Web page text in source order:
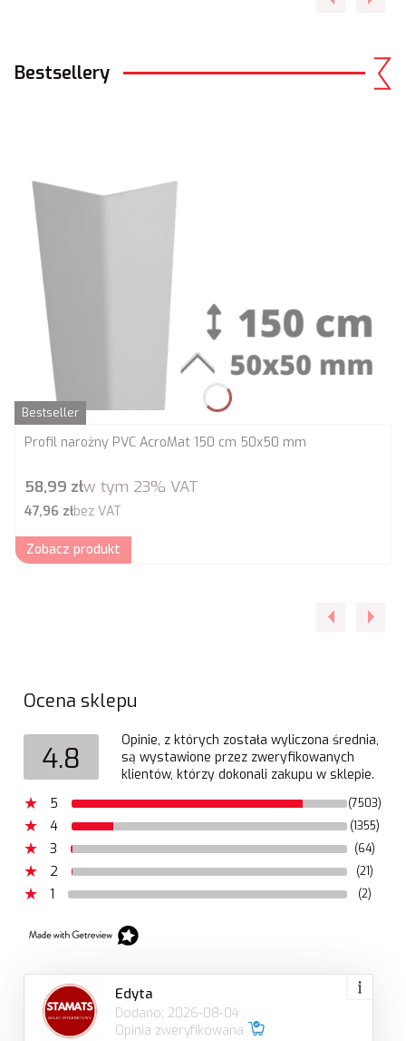
Bestsellery
Bestseller
Profil narożny PVC AcroMat 150 cm 50x50 mm
Cena brutto
58,99 złw tym 23% VAT
Cena netto
47,96 złbez VAT
Zobacz produkt
Ocena sklepu
4.8
Opinie, z których została wyliczona średnia,
są wystawione przez zweryfikowanych
klientów, którzy dokonali zakupu w sklepie.
5
(7503)
4 (1355)
3 (64)
2 (21)
1 (2)
Edyta
Dodano: 2026-08-04
Opinia zweryfikowana